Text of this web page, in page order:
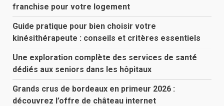
franchise pour votre logement
Guide pratique pour bien choisir votre
kinésithérapeute : conseils et critères essentiels
Une exploration complète des services de santé
dédiés aux seniors dans les hôpitaux
Grands crus de bordeaux en primeur 2026 :
découvrez l’offre de château internet